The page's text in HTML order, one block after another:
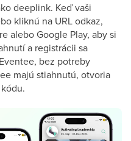
deeplink. Keď vaši
kliknú na URL odkaz,
alebo Google Play, aby si
a registrácii sa
bez potreby
majú stiahnutú, otvoria